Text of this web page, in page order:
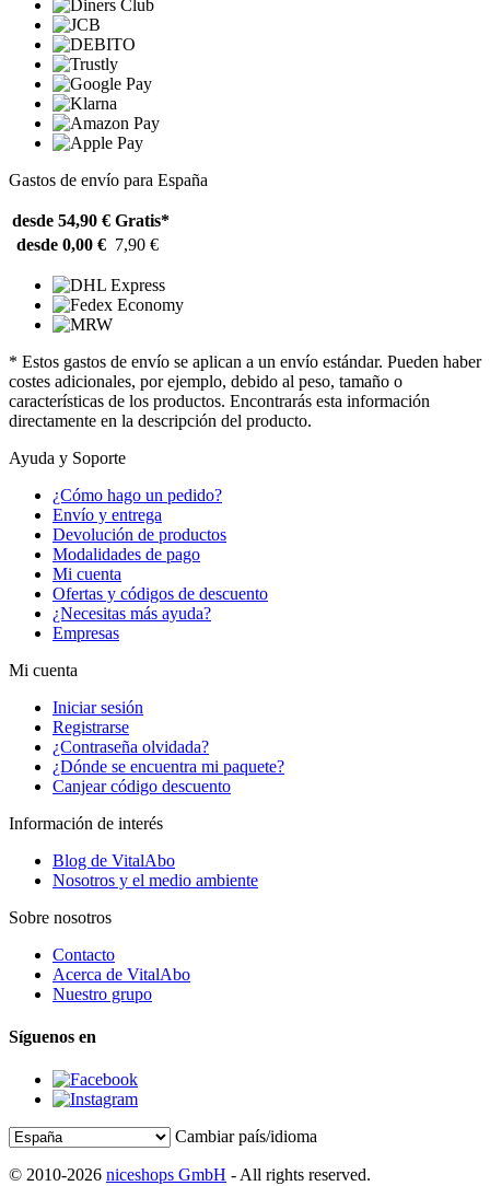
Gastos de envío para España
desde 54,90 € Gratis*
desde 0,00 € 7,90 €
* Estos gastos de envío se aplican a un envío estándar. Pueden haber
costes adicionales, por ejemplo, debido al peso, tamaño o
características de los productos. Encontrarás esta información
directamente en la descripción del producto.
Ayuda y Soporte
¿Cómo hago un pedido?
Envío y entrega
Devolución de productos
Modalidades de pago
Mi cuenta
Ofertas y códigos de descuento
¿Necesitas más ayuda?
Empresas
Mi cuenta
Iniciar sesión
Registrarse
¿Contraseña olvidada?
¿Dónde se encuentra mi paquete?
Canjear código descuento
Información de interés
Blog de VitalAbo
Nosotros y el medio ambiente
Sobre nosotros
Contacto
Acerca de VitalAbo
Nuestro grupo
Síguenos en
Cambiar país/idioma
© 2010-2026 niceshops GmbH - All rights reserved.